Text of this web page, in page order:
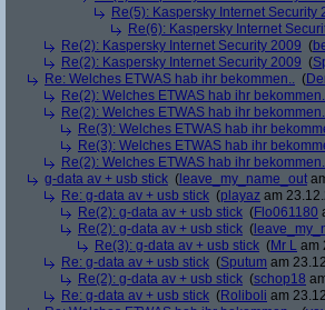
Re(5): Kaspersky Internet Security
Re(6): Kaspersky Internet
Re(2): Kaspersky Internet Security 2009 (
Re(2): Kaspersky Internet Security 2009 (
Re: Welches ETWAS hab ihr bekommen.. (
Re(2): Welches ETWAS hab ihr
Re(2): Welches ETWAS hab ihr
Re(3): Welches ETWAS hab ihr
Re(3): Welches ETWAS hab ihr
Re(2): Welches ETWAS hab ihr
g-data av + usb stick ( leave_my_name_out
Re: g-data av + usb stick (playaz am
Re(2): g-data av + usb stick (Flo061180
Re(2): g-data av + usb stick (
Re(3): g-data av + usb stick (Mr L am
Re: g-data av + usb stick (Sputum am
Re(2): g-data av + usb stick (schop18
Re: g-data av + usb stick (Roliboli am